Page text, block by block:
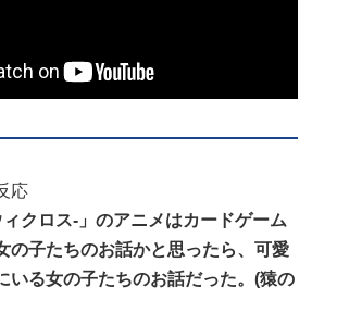
応
ィクロス-」のアニメはカードゲーム
の子たちのお話かと思ったら、可愛
いる女の子たちのお話だった。(猿の